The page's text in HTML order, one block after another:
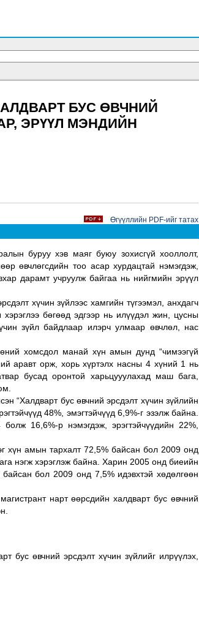
БУС ӨВЧНИЙ
ЭРҮҮЛ МЭНДИЙН
Өгүүллийн PDF-ийг татах
буруу хэв маяг буюу зохисгүй хооллолт,
өвчлөгсдийн тоо асар хурдацтай нэмэгдэж,
дарамт учруулж байгаа нь нийгмийн эрүүл
хүчин зүйлээс хамгийн түгээмэл, анхдагч
бөгөөд эдгээр нь илүүдэл жин, цусны
зүйл байдлаар илэрч улмаар өвчлөл, нас
хомсдол манай хүн амын дунд “чимээгүй
аравт орж, хорь хүртэлх насны 4 хүний 1 нь
бусад оронтой харьцууулахад маш бага,
“Халдварт бус өвчний эрсдэлт хүчин зүйлийн
48%, эмэгтэйчүүд 6,9%-г эзэлж байна.
16,6%-р нэмэгдэж, эрэгтэйчүүдийн 22%,
хүн амын тархалт 72,5% байсан бол 2009 онд
нэгж хэрэглэж байна. Харин 2005 онд биеийн
бол 2009 онд 7,5% идэвхтэй хөдөлгөөн
нарт өөрсдийн халдварт бус өвчний
өвчний эрсдэлт хүчин зүйлийг илрүүлэх,